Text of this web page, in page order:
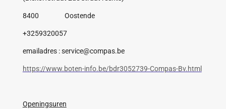
8400 Oostende
+3259320057
emailadres : service@compas.be
https://www.boten-info.be/bdr3052739-Compas-Bv.html
Openingsuren